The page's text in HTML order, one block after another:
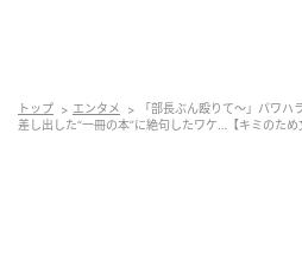
トップ エンタメ
「部長ぶん殴りて～」パワ
差し出した“一冊の本”に絶句したワケ…【キミのため